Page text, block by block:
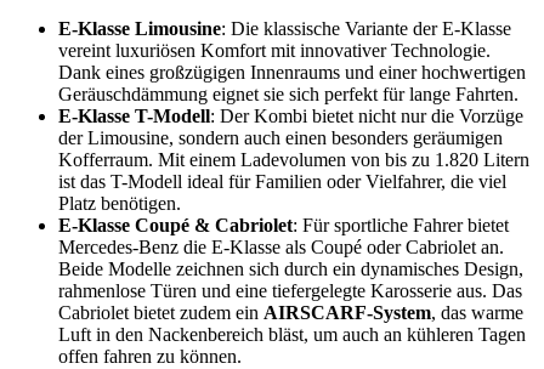
E-Klasse Limousine: Die klassische Variante der E-Klasse
vereint luxuriösen Komfort mit innovativer Technologie.
Dank eines großzügigen Innenraums und einer hochwertigen
Geräuschdämmung eignet sie sich perfekt für lange Fahrten.
E-Klasse T-Modell: Der Kombi bietet nicht nur die Vorzüge
der Limousine, sondern auch einen besonders geräumigen
Kofferraum. Mit einem Ladevolumen von bis zu 1.820 Litern
ist das T-Modell ideal für Familien oder Vielfahrer, die viel
Platz benötigen.
E-Klasse Coupé & Cabriolet: Für sportliche Fahrer bietet
Mercedes-Benz die E-Klasse als Coupé oder Cabriolet an.
Beide Modelle zeichnen sich durch ein dynamisches Design,
rahmenlose Türen und eine tiefergelegte Karosserie aus. Das
Cabriolet bietet zudem ein AIRSCARF-System, das warme
Luft in den Nackenbereich bläst, um auch an kühleren Tagen
offen fahren zu können.